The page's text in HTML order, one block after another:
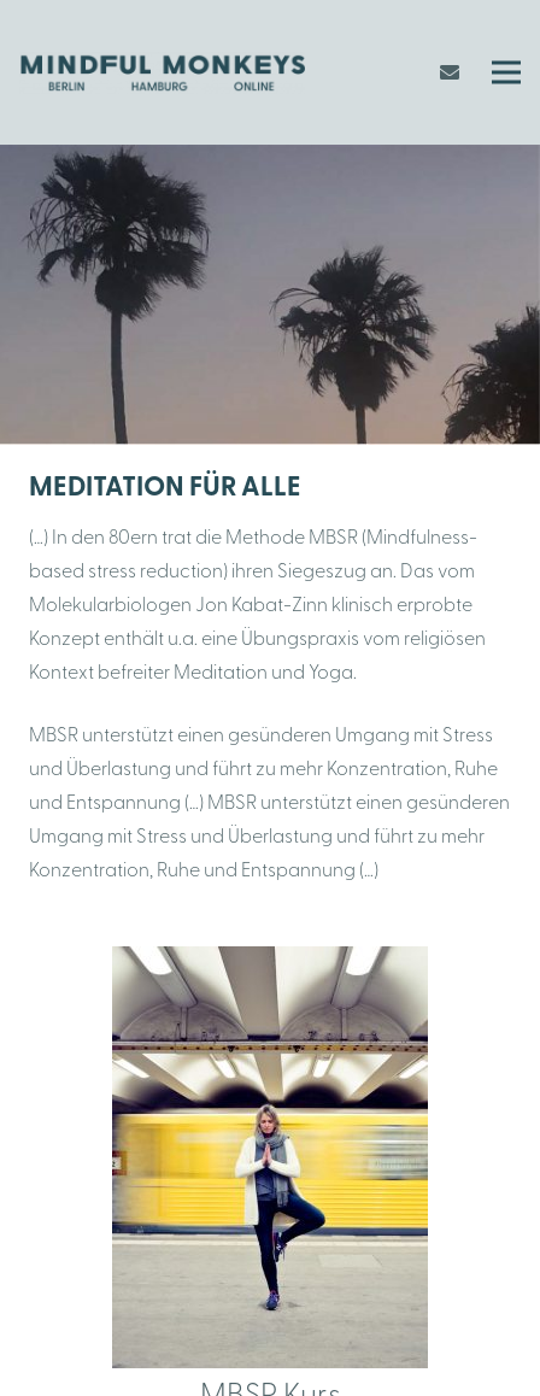
MEDITATION FÜR ALLE
(…) In den 80ern trat die Methode MBSR (Mindfulness-
based stress reduction) ihren Siegeszug an. Das vom
Molekularbiologen Jon Kabat-Zinn klinisch erprobte
Konzept enthält u.a. eine Übungspraxis vom religiösen
Kontext befreiter Meditation und Yoga.
MBSR unterstützt einen gesünderen Umgang mit Stress
und Überlastung und führt zu mehr Konzentration, Ruhe
und Entspannung (…) MBSR unterstützt einen gesünderen
Umgang mit Stress und Überlastung und führt zu mehr
Konzentration, Ruhe und Entspannung (…)